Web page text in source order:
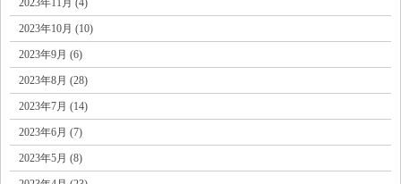
2023年10月 (10)
2023年9月 (6)
2023年8月 (28)
2023年7月 (14)
2023年6月 (7)
2023年5月 (8)